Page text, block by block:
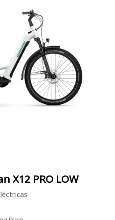
X12 PRO LOW